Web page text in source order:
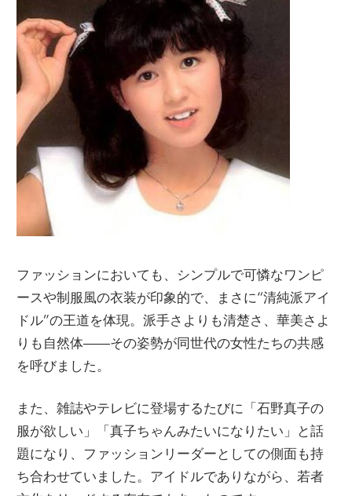
ファッションにおいても、シンプルで可憐なワンピ
ースや制服風の衣装が印象的で、まさに“清純派アイ
ドル”の王道を体現。派手さよりも清楚さ、華美さよ
りも自然体――その姿勢が同世代の女性たちの共感
を呼びました。
また、雑誌やテレビに登場するたびに「石野真子の
服が欲しい」「真子ちゃんみたいになりたい」と話
題になり、ファッションリーダーとしての側面も持
ち合わせていました。アイドルでありながら、若者